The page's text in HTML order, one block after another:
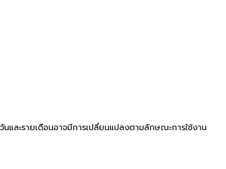
วันและรายเดือนอาจมีการเปลี่ยนแปลงตามลักษณะการใช้งาน